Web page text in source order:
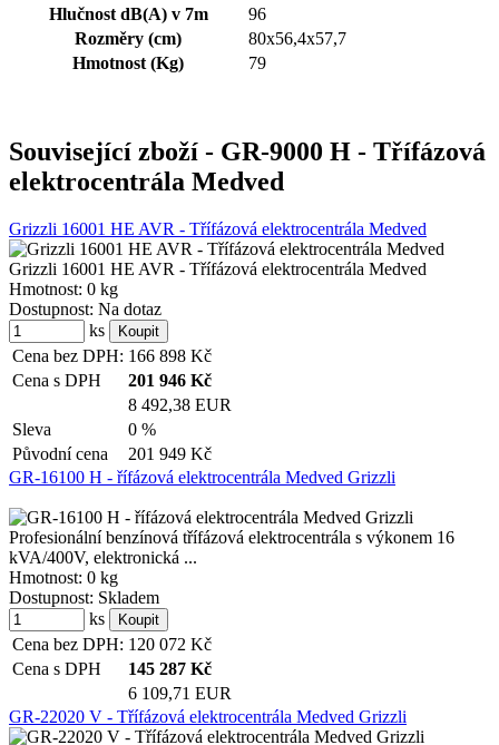
Hlučnost dB(A) v 7m
96
Rozměry (cm)
80x56,4x57,7
Hmotnost (Kg)
79
Související zboží - GR-9000 H - Třífázová
elektrocentrála Medved
Grizzli 16001 HE AVR - Třífázová elektrocentrála Medved
Grizzli 16001 HE AVR - Třífázová elektrocentrála Medved
Hmotnost: 0 kg
Dostupnost: Na dotaz
ks
Cena bez DPH: 166 898 Kč
Cena s DPH
201 946 Kč
8 492,38 EUR
Sleva
0 %
Původní cena
201 949 Kč
GR-16100 H - řífázová elektrocentrála Medved Grizzli
Profesionální benzínová třífázová elektrocentrála s výkonem 16
kVA/400V, elektronická ...
Hmotnost: 0 kg
Dostupnost: Skladem
ks
Cena bez DPH: 120 072 Kč
Cena s DPH
145 287 Kč
6 109,71 EUR
GR-22020 V - Třífázová elektrocentrála Medved Grizzli